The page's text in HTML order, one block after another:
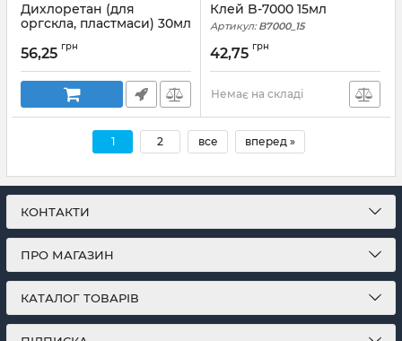
Дихлоретан (для
оргскла, пластмаси) 30мл
56,25 грн
Клей B-7000 15мл
Артикул: B7000_15
42,75 грн
Немає на складі
1 2 все вперед »
КОНТАКТИ
ПРО МАГАЗИН
КАТАЛОГ ТОВАРІВ